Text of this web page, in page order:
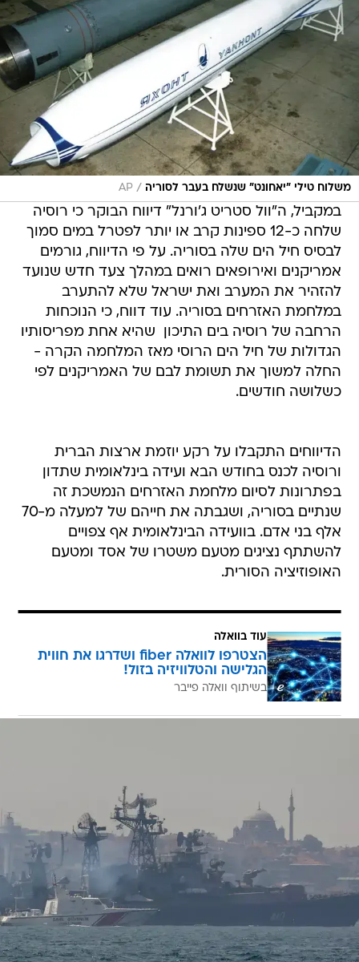
משלוח טילי "יאחונט" שנשלח בעבר לסוריה /
AP
במקביל, ה"וול סטריט ג'ורנל" דיווח הבוקר כי רוסיה
שלחה כ-12 ספינות קרב או יותר לפטרל במים סמוך
לבסיס חיל הים שלה בסוריה. על פי הדיווח, גורמים
אמריקנים ואירופאים רואים במהלך צעד חדש שנועד
להזהיר את המערב ואת ישראל שלא להתערב
במלחמת האזרחים בסוריה. עוד דווח, כי הנוכחות
הרחבה של רוסיה בים התיכון  שהיא אחת מפריסותיו
הגדולות של חיל הים הרוסי מאז המלחמה הקרה -
החלה למשוך את תשומת לבם של האמריקנים לפי
כשלושה חודשים.
הדיווחים התקבלו על רקע יוזמת ארצות הברית
ורוסיה לכנס בחודש הבא ועידה בינלאומית שתדון
בפתרונות לסיום מלחמת האזרחים הנמשכת זה
שנתיים בסוריה, ושגבתה את חייהם של למעלה מ-70
אלף בני אדם. בוועידה הבינלאומית אף צפויים
להשתתף נציגים מטעם משטרו של אסד ומטעם
האופוזיציה הסורית.
עוד בוואלה
הצטרפו לוואלה fiber ושדרגו את חווית
הגלישה והטלוויזיה בזול!
בשיתוף וואלה פייבר